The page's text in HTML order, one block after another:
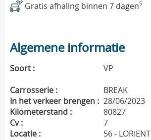
Gratis afhaling binnen 7 dagen5
Algemene informatie
Soort : VP
Carrosserie : BREAK
In het verkeer brengen : 28/06/2023
Kilometerstand :
80827
Cv :
7
Locatie :
56 - LORIENT